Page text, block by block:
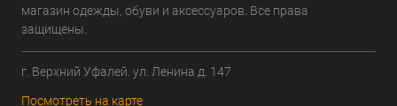
магазин одежды, обуви и аксессуаров. Все права
защищены.
г. Верхний Уфалей. ул. Ленина д. 147
Посмотреть на карте